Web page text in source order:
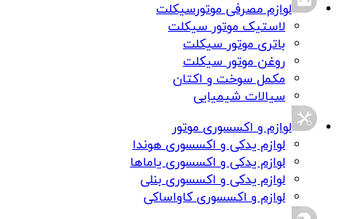
لوازم مصرفی موتورسیکلت
لاستیک موتور سیکلت
باتری موتور سیکلت
روغن موتور سیکلت
مکمل سوخت و اکتان
سیالات شیمیایی
لوازم و اکسسوری موتور
لوازم یدکی و اکسسوری هوندا
لوازم یدکی و اکسسوری یاماها
لوازم یدکی و اکسسوری بنلی
لوازم و اکسسوری کاواساکی